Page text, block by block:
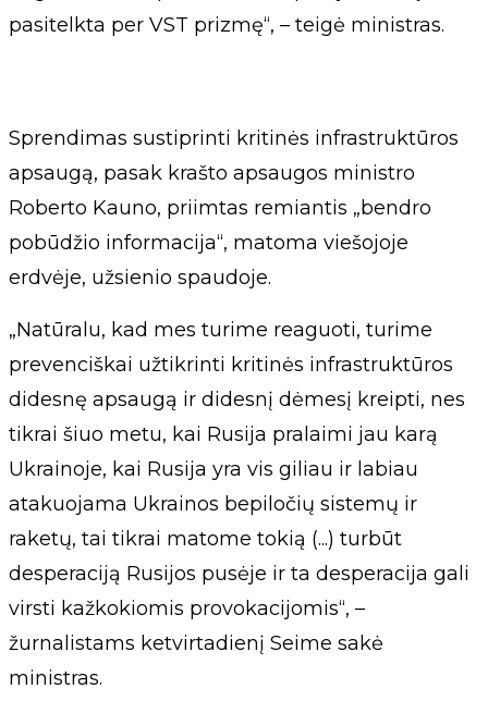
pasitelkta per VST prizmę“, – teigė ministras.
Sprendimas sustiprinti kritinės infrastruktūros
apsaugą, pasak krašto apsaugos ministro
Roberto Kauno, priimtas remiantis „bendro
pobūdžio informacija“, matoma viešojoje
erdvėje, užsienio spaudoje.
„Natūralu, kad mes turime reaguoti, turime
prevenciškai užtikrinti kritinės infrastruktūros
didesnę apsaugą ir didesnį dėmesį kreipti, nes
tikrai šiuo metu, kai Rusija pralaimi jau karą
Ukrainoje, kai Rusija yra vis giliau ir labiau
atakuojama Ukrainos bepiločių sistemų ir
raketų, tai tikrai matome tokią (...) turbūt
desperaciją Rusijos pusėje ir ta desperacija gali
virsti kažkokiomis provokacijomis“, –
žurnalistams ketvirtadienį Seime sakė
ministras.